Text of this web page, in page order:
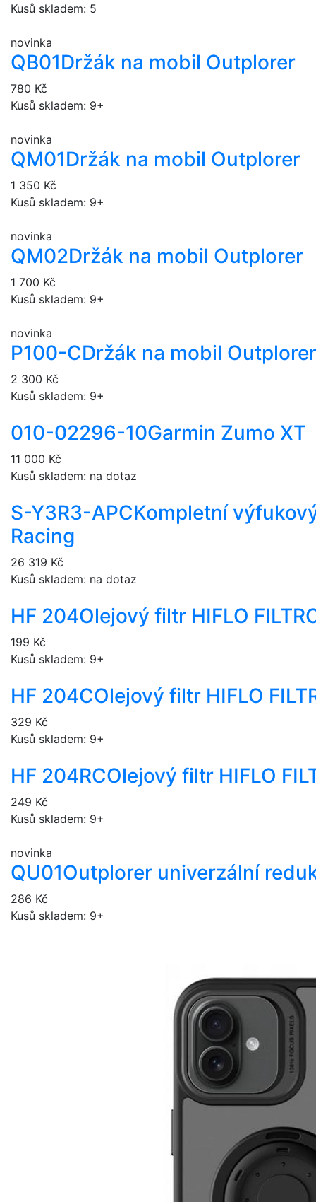
Kusů skladem: 5
novinka
QB01Držák na mobil Outplorer
780 Kč
Kusů skladem: 9+
novinka
QM01Držák na mobil Outplorer
1 350 Kč
Kusů skladem: 9+
novinka
QM02Držák na mobil Outplorer
1 700 Kč
Kusů skladem: 9+
novinka
P100-CDržák na mobil
2 300 Kč
Kusů skladem: 9+
010-02296-10Garmin Zumo XT
11 000 Kč
Kusů skladem: na dotaz
S-Y3R3-APCKompletní
Racing
26 319 Kč
Kusů skladem: na dotaz
HF 204Olejový filtr HIFLO
199 Kč
Kusů skladem: 9+
HF 204COlejový filtr HIFLO
329 Kč
Kusů skladem: 9+
HF 204RCOlejový filtr HIFLO
249 Kč
Kusů skladem: 9+
novinka
QU01Outplorer univerzální
286 Kč
Kusů skladem: 9+